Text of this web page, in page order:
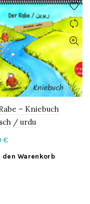
– Kniebuch
/ urdu
€
den Warenkorb